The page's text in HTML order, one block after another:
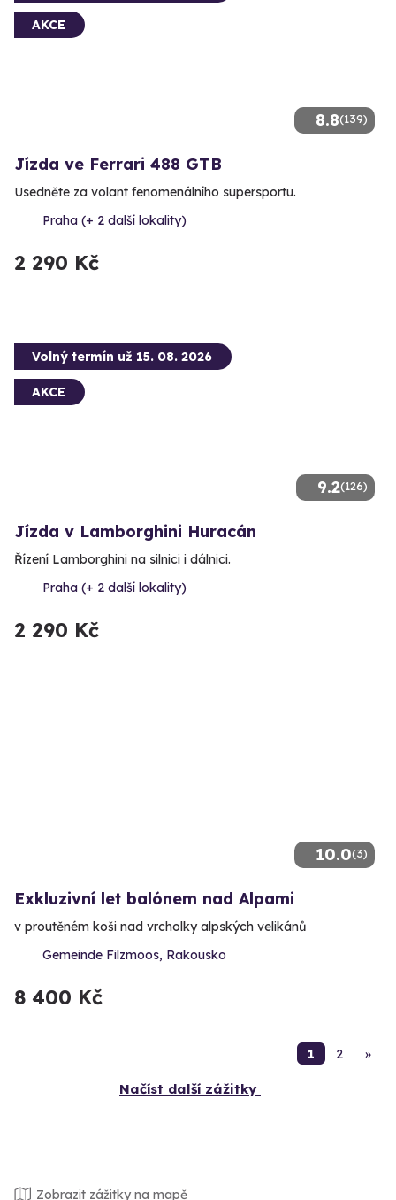
8.8(139)
AKCE
Jízda ve Ferrari 488 GTB
Usedněte za volant fenomenálního supersportu.
Praha (+ 2 další lokality)
2 290 Kč
9.2(126)
Volný termín už 15. 08. 2026
AKCE
Jízda v Lamborghini Huracán
Řízení Lamborghini na silnici i dálnici.
Praha (+ 2 další lokality)
2 290 Kč
10.0(3)
Exkluzivní let balónem nad Alpami
v proutěném koši nad vrcholky alpských velikánů
Gemeinde Filzmoos, Rakousko
8 400 Kč
1 2 »
Načíst další zážitky
Zobrazit zážitky na mapě